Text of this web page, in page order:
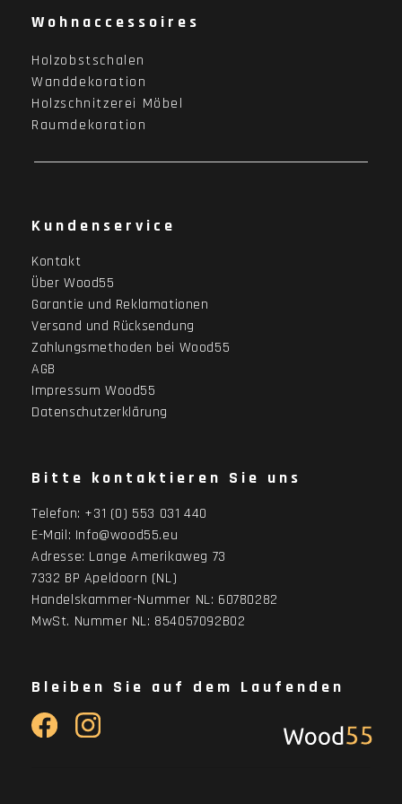
Wohnaccessoires
Holzobstschalen
Wanddekoration
Holzschnitzerei Möbel
Raumdekoration
Kundenservice
Kontakt
Über Wood55
Garantie und Reklamationen
Versand und Rücksendung
Zahlungsmethoden bei Wood55
AGB
Impressum Wood55
Datenschutzerklärung
Bitte kontaktieren Sie uns
Telefon: +31 (0) 553 031 440
E-Mail: Info@wood55.eu
Adresse: Lange Amerikaweg 73
7332 BP Apeldoorn (NL)
Handelskammer-Nummer NL: 60780282
MwSt. Nummer NL: 854057092B02
Bleiben Sie auf dem Laufenden